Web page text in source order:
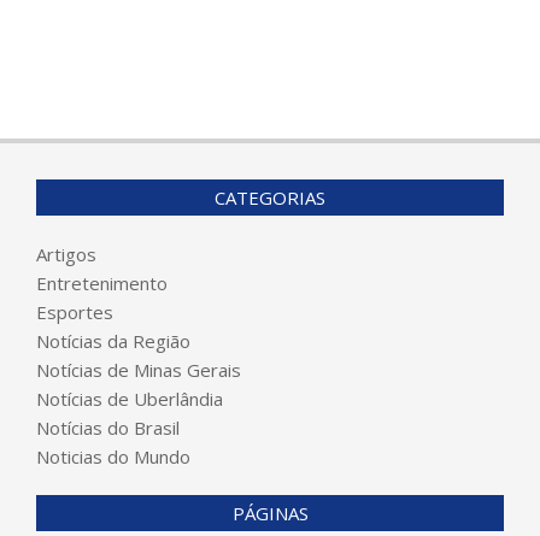
CATEGORIAS
Artigos
Entretenimento
Esportes
Notícias da Região
Notícias de Minas Gerais
Notícias de Uberlândia
Notícias do Brasil
Noticias do Mundo
PÁGINAS